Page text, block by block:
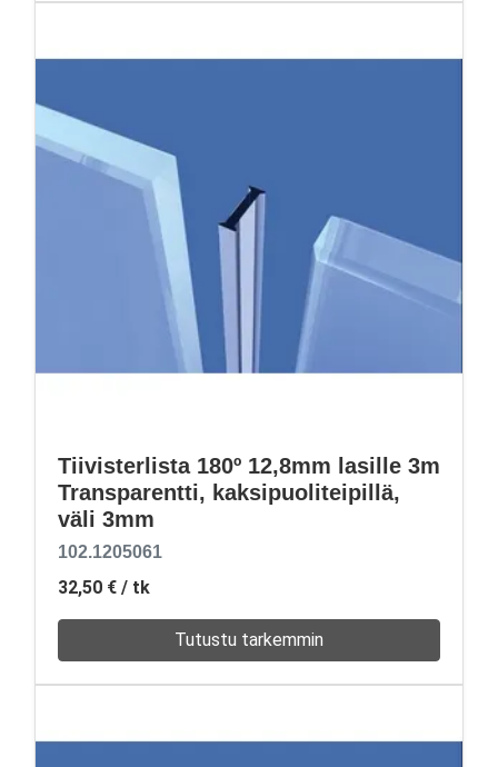
Tiivisterlista 180º 12,8mm lasille 3m
Transparentti, kaksipuoliteipillä,
väli 3mm
102.1205061
32,50 € / tk
Tutustu tarkemmin